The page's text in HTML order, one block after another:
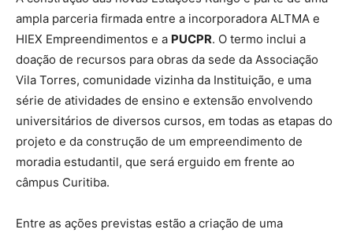
ampla parceria firmada entre a incorporadora ALTMA e
HIEX Empreendimentos e a PUCPR. O termo inclui a
doação de recursos para obras da sede da Associação
Vila Torres, comunidade vizinha da Instituição, e uma
série de atividades de ensino e extensão envolvendo
universitários de diversos cursos, em todas as etapas do
projeto e da construção de um empreendimento de
moradia estudantil, que será erguido em frente ao
câmpus Curitiba.
Entre as ações previstas estão a criação de uma